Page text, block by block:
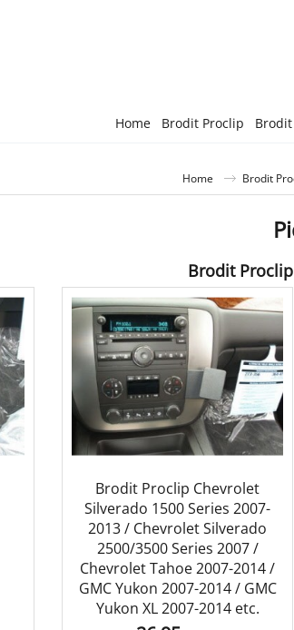
Home Brodit Proclip
Home Brodit
Brodit
Brodit Proclip Chevrolet
Silverado 1500 Series 2007-
2013 / Chevrolet Silverado
2500/3500 Series 2007 /
Chevrolet Tahoe 2007-2014 /
GMC Yukon 2007-2014 / GMC
Yukon XL 2007-2014 etc.